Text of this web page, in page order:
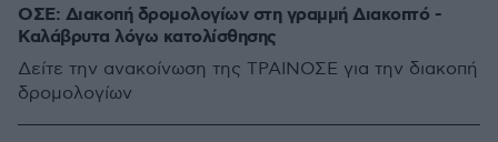
ΟΣΕ: Διακοπή δρομολογίων στη γραμμή Διακοπτό -
Καλάβρυτα λόγω κατολίσθησης
Δείτε την ανακοίνωση της ΤΡΑΙΝΟΣΕ για την διακοπή
δρομολογίων